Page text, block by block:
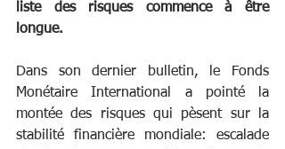
liste des risques commence à être
longue.
Dans son dernier bulletin, le Fonds
Monétaire International a pointé la
montée des risques qui pèsent sur la
stabilité financière mondiale: escalade